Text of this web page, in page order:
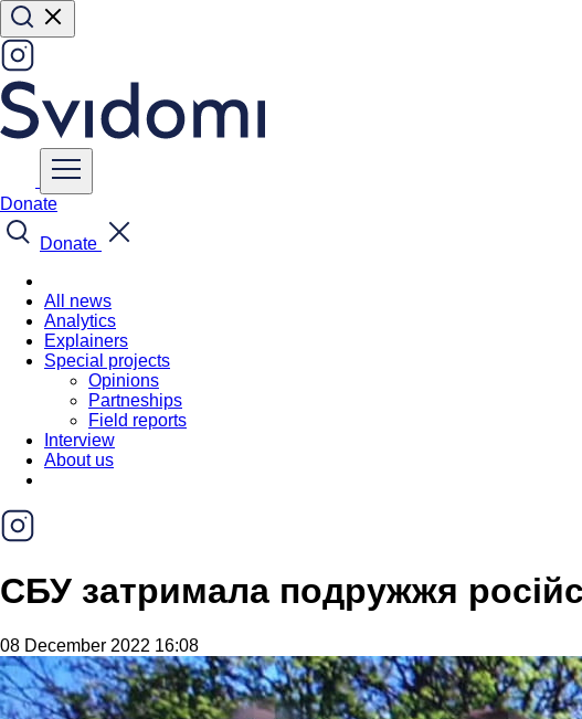
Donate
Donate
All news
Analytics
Explainers
Special projects
Opinions
Partneships
Field reports
Interview
About us
СБУ затримала подружжя
08 December 2022 16:08